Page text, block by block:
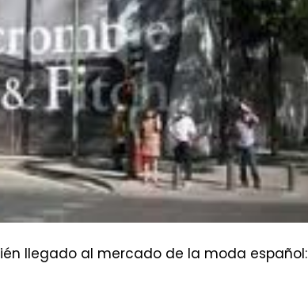
llegado al mercado de la moda español: